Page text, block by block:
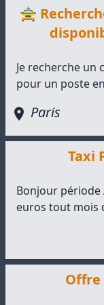
🚖
Je recherche un
pour un poste
Paris
Taxi
Bonjour période
euros tout mois
Offre